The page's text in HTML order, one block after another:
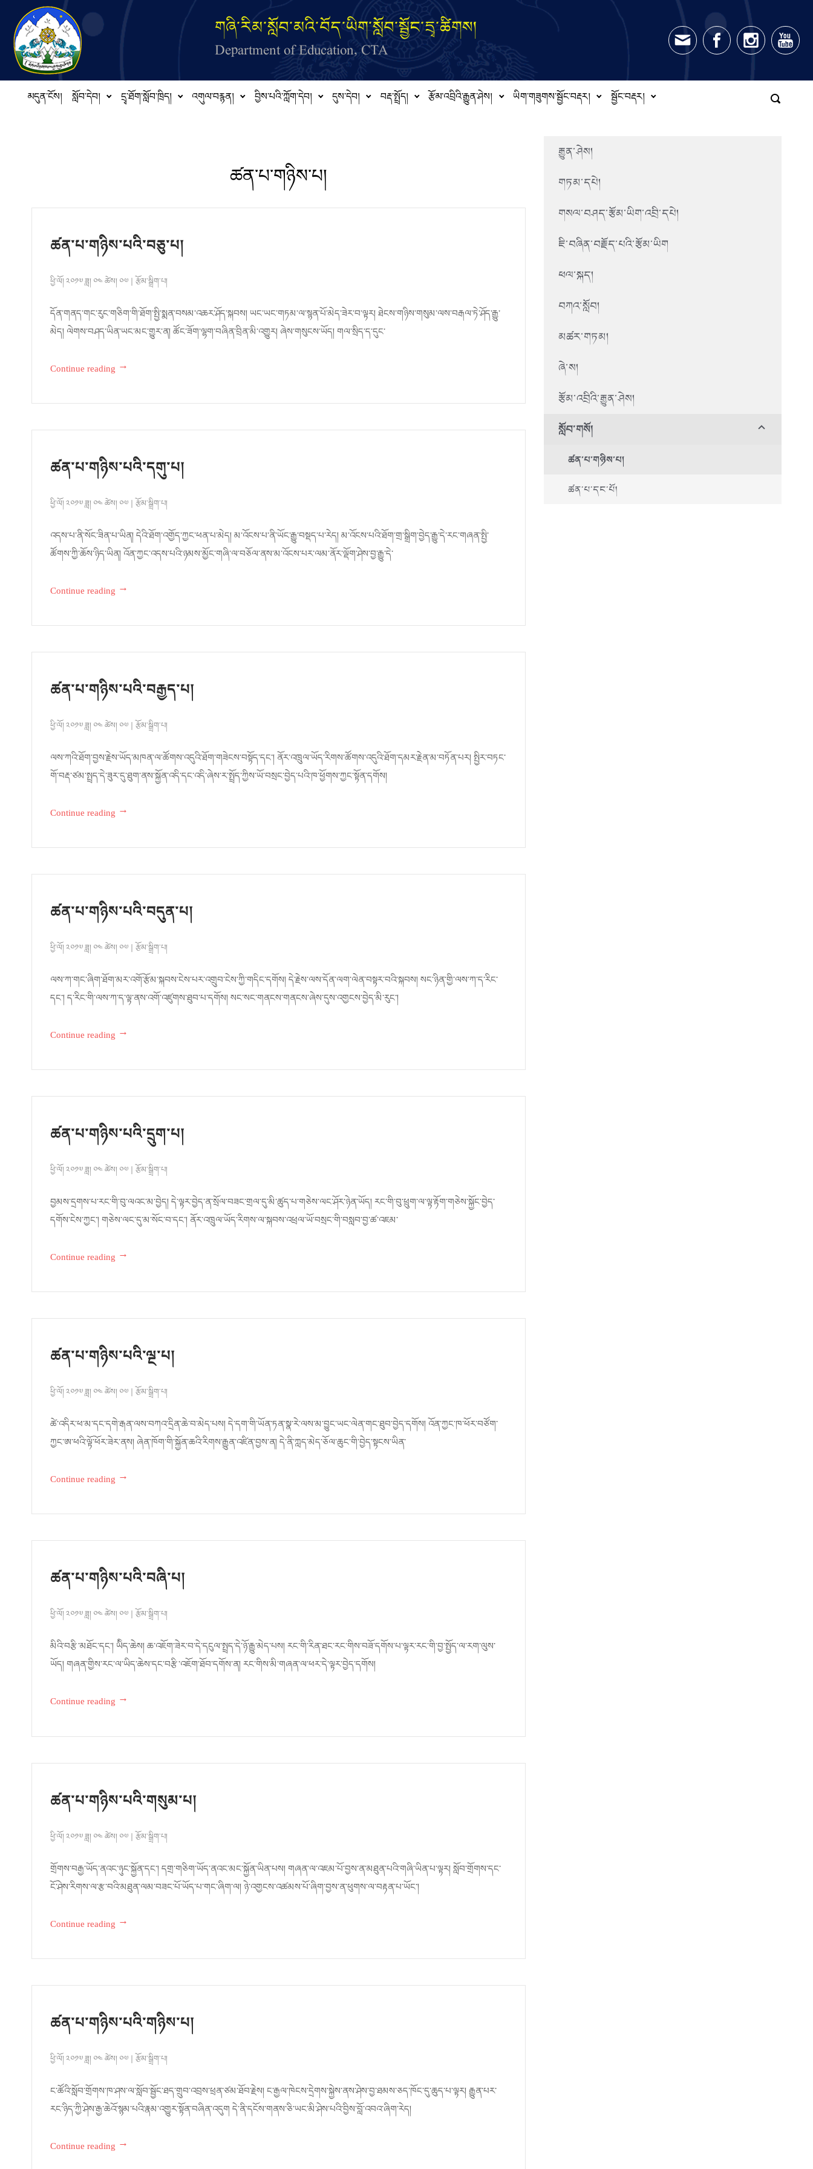
Skip to main content
གཞི་རིམ་སློབ་མའི་བོད་ཡིག་སློབ་སྦྱོང་དྲྭ་ཚིགས།
Department of Education, CTA
མདུན་ངོས། སློབ་དེབ། དྲྭ་ཐོག་སློབ་ཁྲིད། འགུལ་བརྙན། བྱིས་པའི་ཀློག་དེབ། དུས་དེབ། བརྡ་སྤྲོད། རྩོམ་འབྲིའི་རྒྱུན་ཤེས། ཡིག་གཟུགས་སྦྱོང་བརྡར། སྦྱོང་བརྡར།
ཚན་པ་གཉིས་པ།
ཚན་པ་གཉིས་པའི་བཅུ་པ།
ཕྱི་ལོ། ༢༠༡༧ ཟླ། ༠༤ ཚེས། ༠༧ རྩོམ་སྒྲིག་པ།
དོན་གནད་གང་རུང་གཅིག་གི་ཐོག་སྤྱི་སྨན་བསམ་འཆར་ཤོད་སྐབས། ཡང་ཡང་གཏམ་ལ་སྙན་པོ་མེད་ཟེར་བ་ལྟར། ཐེངས་གཉིས་གསུམ་ལས་བརྒལ་ཏེ་ཤོད་རྒྱུ་
མེད། ལེགས་བཤད་ཡིན་ཡང་མང་གྱུར་ན། ཚོང་ཟོག་ལྷག་བཞིན་བྲིན་མི་འགྱུར། ཞེས་གསུངས་ཡོད། གལ་སྲིད་ད་དུང་
Continue reading→
ཚན་པ་གཉིས་པའི་དགུ་པ།
ཕྱི་ལོ། ༢༠༡༧ ཟླ། ༠༤ ཚེས། ༠༧ རྩོམ་སྒྲིག་པ།
འདས་པ་ནི་སོང་ཟིན་པ་ཡིན། དེའི་ཐོག་འགྱོད་ཀྱང་ཕན་པ་མེད། མ་འོངས་པ་ནི་ཡོང་རྒྱུ་བསྡད་པ་རེད། མ་འོངས་པའི་ཐོག་གྲ་སྒྲིག་བྱེད་རྒྱུ་དེ་རང་གཞན་སྤྱི་
ཚོགས་ཀྱི་ཆོས་ཉིད་ཡིན། འོན་ཀྱང་འདས་པའི་ཉམས་མྱོང་གཞི་ལ་བཅོལ་ནས་མ་འོངས་པར་ལམ་ནོར་ལྡོག་ཤེས་བྱ་རྒྱུ་དེ་
Continue reading→
ཚན་པ་གཉིས་པའི་བརྒྱད་པ།
ཕྱི་ལོ། ༢༠༡༧ ཟླ། ༠༤ ཚེས། ༠༧ རྩོམ་སྒྲིག་པ།
ལས་ཀའི་ཐོག་བྱས་རྗེས་ཡོད་མཁན་ལ་ཚོགས་འདུའི་ཐོག་གཟེངས་བསྟོད་དང་། ནོར་འཁྲུལ་ཡོད་རིགས་ཚོགས་འདུའི་ཐོག་དམར་རྗེན་མ་བཏོན་པར། སྤྱིར་བཏང་
གོ་བརྡ་ཙམ་སྤྲད་དེ་ཟུར་དུ་ཐུག་ནས་སྐྱོན་འདི་དང་འདི་ཞེས་ར་སྤྲོད་ཀྱིས་ཡོ་བསྲང་བྱེད་པའི་ཁ་ཕྱོགས་ཀྱང་སྟོན་དགོས།
Continue reading→
ཚན་པ་གཉིས་པའི་བདུན་པ།
ཕྱི་ལོ། ༢༠༡༧ ཟླ། ༠༤ ཚེས། ༠༧ རྩོམ་སྒྲིག་པ།
ལས་ཀ་གང་ཞིག་ཐོག་མར་འགོ་རྩོམ་སྐབས་ངེས་པར་འགྲུབ་ངེས་ཀྱི་གདིང་དགོས། དེ་རྗེས་ལས་དོན་ལག་ལེན་བསྟར་བའི་སྐབས། སང་ཉིན་གྱི་ལས་ཀ་ད་རིང་
དང་། ད་རིང་གི་ལས་ཀ་ད་ལྟ་ནས་འགོ་འཛུགས་ཐུབ་པ་དགོས། སང་སང་གནངས་གནངས་ཞེས་དུས་འགྱངས་བྱེད་མི་རུང་།
Continue reading→
ཚན་པ་གཉིས་པའི་དྲུག་པ།
ཕྱི་ལོ། ༢༠༡༧ ཟླ། ༠༤ ཚེས། ༠༧ རྩོམ་སྒྲིག་པ།
བྱམས་དྲགས་པ་རང་གི་བུ་ལའང་མ་བྱེད། དེ་ལྟར་བྱེད་ན་སྲོལ་བཟང་གྲལ་དུ་མི་ཚུད་པ་གཅེས་ལང་ཤོར་ཉེན་ཡོད། རང་གི་བུ་ཕྲུག་ལ་ལྟ་རྟོག་གཅེས་སྐྱོང་བྱེད་
དགོས་ངེས་ཀྱང་། གཅེས་ལང་དུ་མ་སོང་བ་དང་། ནོར་འཁྲུལ་ཡོད་རིགས་ལ་སྐབས་འཕྲལ་ཡོ་བསྲང་གི་བསླབ་བྱ་ཚ་འཇམ་
Continue reading→
ཚན་པ་གཉིས་པའི་ལྔ་པ།
ཕྱི་ལོ། ༢༠༡༧ ཟླ། ༠༤ ཚེས། ༠༧ རྩོམ་སྒྲིག་པ།
ཚེ་འདིར་ཕ་མ་དང་དགེ་རྒན་ལས་བཀའ་དྲིན་ཆེ་བ་མེད་པས། དེ་དག་གི་ཡོན་ཏན་སྣ་རེ་ལས་མ་བྱུང་ཡང་ལེན་གང་ཐུབ་བྱེད་དགོས། འོན་ཀྱང་ཁ་ཕོར་བཙོག་
ཀྱང་ཨ་ཕའི་ལྟོ་ཕོར་ཟེར་ནས། ཞེན་ཁོག་གི་སྐྱོན་ཆའི་རིགས་རྒྱུན་འཛིན་བྱས་ན། དེ་ནི་ཀླད་མེད་ཅོལ་ཆུང་གི་བྱེད་སྟངས་ཡིན་
Continue reading→
ཚན་པ་གཉིས་པའི་བཞི་པ།
ཕྱི་ལོ། ༢༠༡༧ ཟླ། ༠༤ ཚེས། ༠༧ རྩོམ་སྒྲིག་པ།
མིའི་བརྩི་མཐོང་དང་། ཡིིད་ཆེས། ཆ་འཇོག་ཟེར་བ་དེ་དངུལ་སྤྲད་དེ་ཉོ་རྒྱུ་མེད་པས། རང་གི་རིན་ཐང་རང་གིས་བཟོ་དགོས་པ་ལྟར་རང་གི་བྱ་སྤྱོད་ལ་རག་ལུས་
ཡོད། གཞན་གྱིས་རང་ལ་ཡིད་ཆེས་དང་བརྩི་འཇོག་ཐོབ་དགོས་ན། རང་གིས་མི་གཞན་ལ་ཕར་དེ་ལྟར་བྱེད་དགོས།
Continue reading→
ཚན་པ་གཉིས་པའི་གསུམ་པ།
ཕྱི་ལོ། ༢༠༡༧ ཟླ། ༠༤ ཚེས། ༠༧ རྩོམ་སྒྲིག་པ།
གྲོགས་བརྒྱ་ཡོད་ནའང་ཉུང་སྐྱོན་དང་། དགྲ་གཅིག་ཡོད་ནའང་མང་སྐྱོན་ཡིན་པས། གཞན་ལ་འཇམ་པོ་བྱས་ན་མཐུན་པའི་གཞི་ཡིན་པ་ལྟར། སློབ་གྲོགས་དང་
ངོ་ཤེས་རིགས་ལ་རྩ་བའི་མཐུན་ལམ་བཟང་པོ་ཡོད་པ་གང་ཞིག་ལ། ཉེ་འགྱངས་འཚམས་པོ་ཞིག་བྱས་ན་ཕུགས་ལ་བརྟན་པ་ཡོང་།
Continue reading→
ཚན་པ་གཉིས་པའི་གཉིས་པ།
ཕྱི་ལོ། ༢༠༡༧ ཟླ། ༠༤ ཚེས། ༠༧ རྩོམ་སྒྲིག་པ།
ང་ཚོའི་སློབ་གྲོགས་ཁ་ཤས་ལ་སློབ་སྦྱོང་ཐད་གྲུབ་འབྲས་ཕྲན་ཙམ་ཐོབ་རྗེས། ང་རྒྱལ་ཁེངས་དྲེགས་སྐྱེས་ནས་ཤེས་བྱ་ཐམས་ཅད་ཁོང་དུ་ཆུད་པ་ལྟར། རྒྱུན་པར་
རང་ཉིད་ཀྱི་ཤེས་རྒྱ་ཆེའོ་སྙམ་པའི་རྣམ་འགྱུར་སྟོན་བཞིན་འདུག དེ་ནི་དངོས་གནས་ཅི་ཡང་མི་ཤེས་པའི་བྱིས་བློ་འབའ་ཞིག་རེད།
Continue reading→
རྒྱུན་ཤེས།
གཏམ་དཔེ།
གསལ་བཤད་རྩོམ་ཡིག་འབྲི་དཔེ།
ཇི་བཞིན་བརྗོད་པའི་རྩོམ་ཡིག
ཕལ་སྐད།
བཀའ་སློབ།
མཚར་གཏམ།
ཞེ་ས།
རྩོམ་འབྲིའི་རྒྱུན་ཤེས།
སློབ་གསོ།
ཚན་པ་གཉིས་པ།
ཚན་པ་དང་པོ།